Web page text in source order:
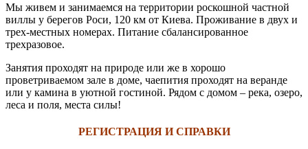
Мы живем и занимаемся на территории роскошной частной
виллы у берегов Роси, 120 км от Киева. Проживание в двух и
трех-местных номерах. Питание сбалансированное
трехразовое.
Занятия проходят на природе или же в хорошо
проветриваемом зале в доме, чаепития проходят на веранде
или у камина в уютной гостиной. Рядом с домом – река, озеро,
леса и поля, места силы!
РЕГИСТРАЦИЯ И СПРАВКИ